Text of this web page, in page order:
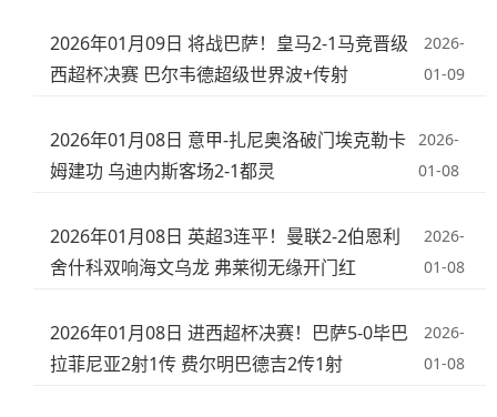
2026年01月09日 将战巴萨！皇马2-1马竞晋级
西超杯决赛 巴尔韦德超级世界波+传射
2026-
01-09
2026年01月08日 意甲-扎尼奥洛破门埃克勒卡
姆建功 乌迪内斯客场2-1都灵
2026-
01-08
2026年01月08日 英超3连平！曼联2-2伯恩利
舍什科双响海文乌龙 弗莱彻无缘开门红
2026-
01-08
2026年01月08日 进西超杯决赛！巴萨5-0毕巴
拉菲尼亚2射1传 费尔明巴德吉2传1射
2026-
01-08